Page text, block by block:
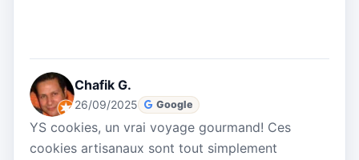
Chafik G.
26/09/2025 Google
YS cookies, un vrai voyage gourmand! Ces
cookies artisanaux sont tout simplement